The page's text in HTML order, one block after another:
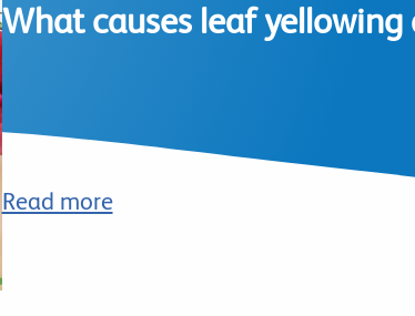
What causes leaf
Read more